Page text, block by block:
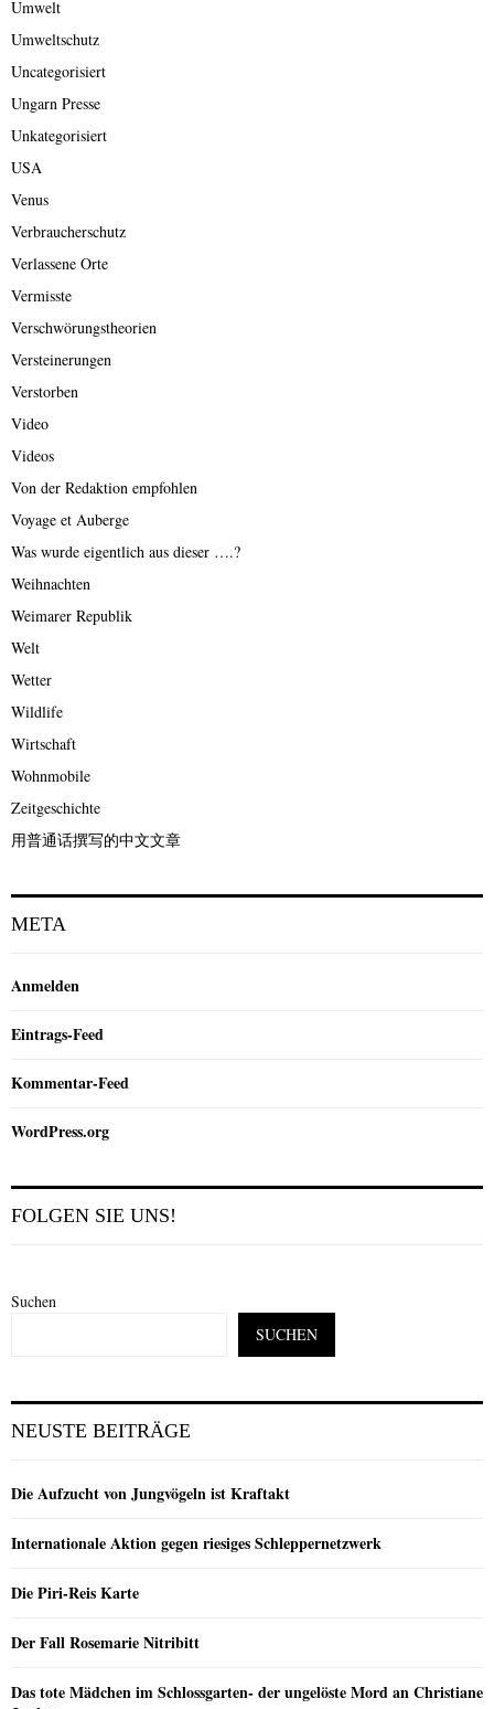
Umwelt
Umweltschutz
Uncategorisiert
Ungarn Presse
Unkategorisiert
USA
Venus
Verbraucherschutz
Verlassene Orte
Vermisste
Verschwörungstheorien
Versteinerungen
Verstorben
Video
Videos
Von der Redaktion empfohlen
Voyage et Auberge
Was wurde eigentlich aus dieser ….?
Weihnachten
Weimarer Republik
Welt
Wetter
Wildlife
Wirtschaft
Wohnmobile
Zeitgeschichte
用普通话撰写的中文文章
META
Anmelden
Eintrags-Feed
Kommentar-Feed
WordPress.org
FOLGEN SIE UNS!
Suchen
SUCHEN
NEUSTE BEITRÄGE
Die Aufzucht von Jungvögeln ist Kraftakt
Internationale Aktion gegen riesiges Schleppernetzwerk
Die Piri-Reis Karte
Der Fall Rosemarie Nitribitt
Das tote Mädchen im Schlossgarten- der ungelöste Mord an Christiane